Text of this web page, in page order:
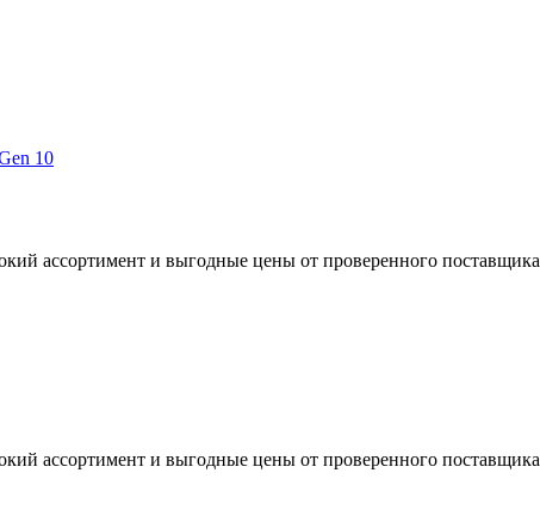
10
ассортимент и выгодные цены от проверенного поставщика
ассортимент и выгодные цены от проверенного поставщика